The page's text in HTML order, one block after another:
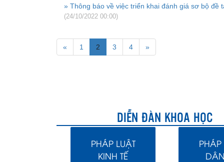
» Thông báo về việc triển khai đánh giá sơ bộ đề
(24/10/2022 00:00)
« 1 2 3 4 »
DIỄN ĐÀN KHOA HỌC
PHÁP LUẬT
KINH TẾ
PHÁP